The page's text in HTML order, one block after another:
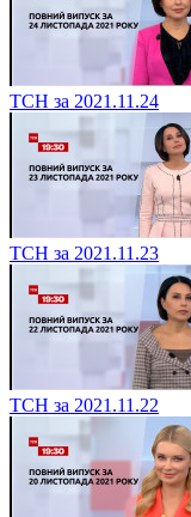
ТСН за 2021.11.24
ТСН за 2021.11.23
ТСН за 2021.11.22